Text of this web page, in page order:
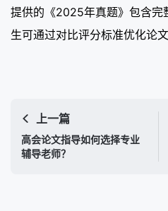
提供的《2025年真题》包含完
生可通过对比评分标准优化论文
上一篇
高会论文指导如何选择专业
辅导老师？